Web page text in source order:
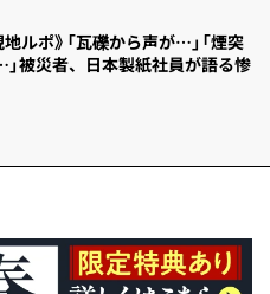
ルポ》「瓦礫から声が…」「煙突
被災者、日本製紙社員が語る惨